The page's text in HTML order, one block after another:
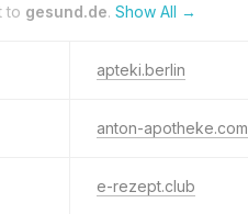
to gesund.de. Show All →
apteki.berlin
anton-apotheke.com
e-rezept.club